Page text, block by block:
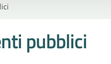
pubblici